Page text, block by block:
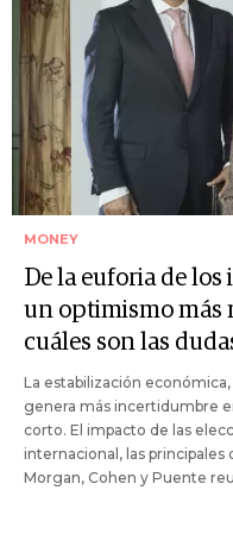
MONEY
De la euforia de
un optimismo más
cuáles son las
La estabilización
genera más incertidumbre
corto. El impacto de las
internacional, las
Morgan, Cohen y Puente